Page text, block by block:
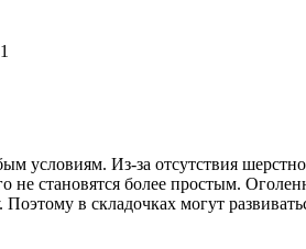
условиям. Из-за отсутствия
не становятся более простым.
в складочках могут